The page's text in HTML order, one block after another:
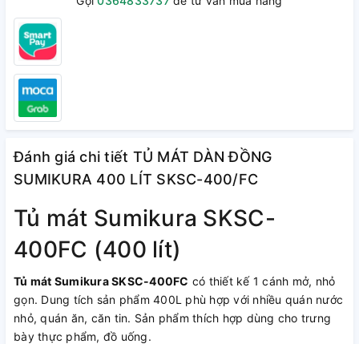
Đánh giá chi tiết TỦ MÁT DÀN ĐỒNG
SUMIKURA 400 LÍT SKSC-400/FC
Tủ mát Sumikura SKSC-
400FC (400 lít)
Tủ mát Sumikura SKSC-400FC có thiết kế 1 cánh mở, nhỏ
gọn. Dung tích sản phẩm 400L phù hợp với nhiều quán nước
nhỏ, quán ăn, căn tin. Sản phẩm thích hợp dùng cho trưng
bày thực phẩm, đồ uống.